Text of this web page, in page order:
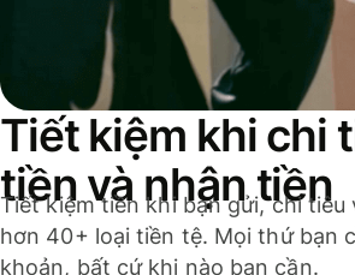
Tiết kiệm khi chi
tiền và nhận tiền
Tiết kiệm tiền khi bạn gửi, chi tiêu
hơn 40+ loại tiền tệ. Mọi thứ bạn
khoản, bất cứ khi nào bạn cần.